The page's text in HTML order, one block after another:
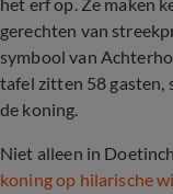
gerechten van
symbool van
tafel zitten 58 gasten,
de koning.
Niet alleen in
koning op hilarische